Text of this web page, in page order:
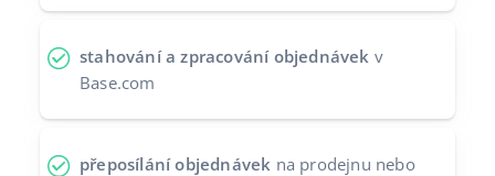
stahování a zpracování objednávek v
Base.com
přeposílání objednávek na prodejnu nebo